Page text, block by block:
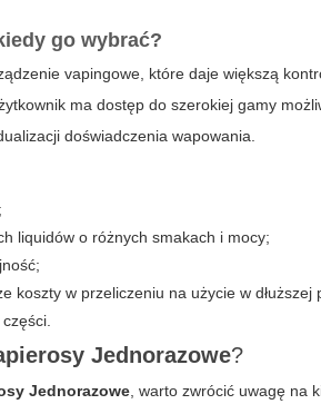
go wybrać?
vapingowe, które daje większą
ma dostęp do szerokiej gamy
doświadczenia wapowania.
liquidów o różnych smakach i mocy;
koszty w przeliczeniu na użycie w
Jednorazowe?
Jednorazowe , warto zwrócić uwagę na